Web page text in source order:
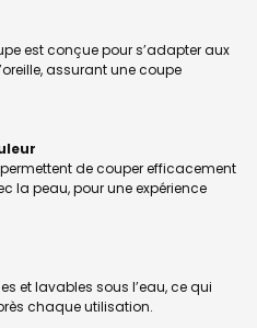
est conçue pour s’adapter aux
assurant une coupe
de couper efficacement
la peau, pour une expérience
et lavables sous l’eau, ce qui
chaque utilisation.